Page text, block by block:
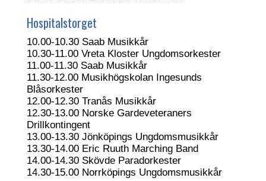
Hospitalstorget
10.00-10.30 Saab Musikkår
10.30-11.00 Vreta Kloster Ungdomsorkester
11.00-11.30 Saab Musikkår
11.30-12.00 Musikhögskolan Ingesunds
Blåsorkester
12.00-12.30 Tranås Musikkår
12.30-13.00 Norske Gardeveteraners
Drillkontingent
13.00-13.30 Jönköpings Ungdomsmusikkår
13.30-14.00 Eric Ruuth Marching Band
14.00-14.30 Skövde Paradorkester
14.30-15.00 Norrköpings Ungdomsmusikkår